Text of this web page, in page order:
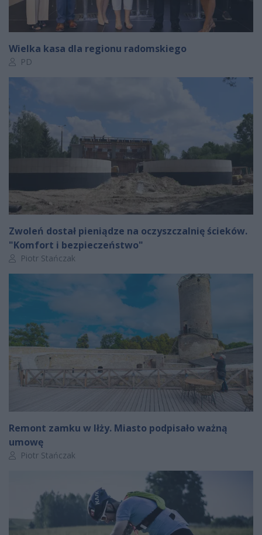
Wielka kasa dla regionu radomskiego
Autor artykułu:
PD
Zwoleń dostał pieniądze na oczyszczalnię ścieków.
"Komfort i bezpieczeństwo"
Autor artykułu:
Piotr Stańczak
Remont zamku w Iłży. Miasto podpisało ważną
umowę
Autor artykułu:
Piotr Stańczak